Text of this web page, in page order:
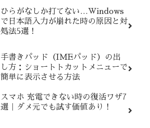
ひらがなしか打てない…Windows
で日本語入力が崩れた時の原因と対
処法5選！
手書きパッド（IMEパッド）の出
し方：ショートトカットメニューで
簡単に表示させる方法
スマホ 充電できない時の復活ワザ7
選｜ダメ元でも試す価値あり！